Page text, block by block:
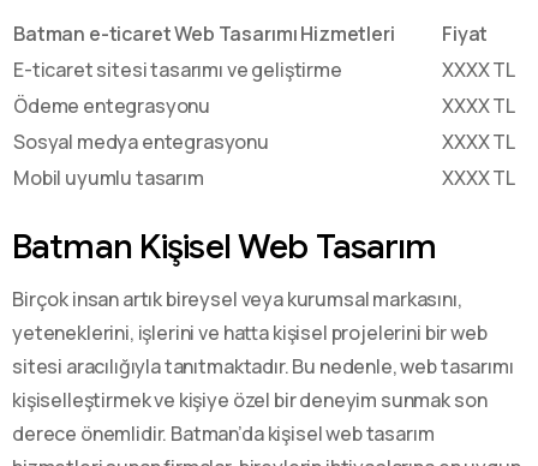
Batman e-ticaret Web Tasarımı Hizmetleri
Fiyat
E-ticaret sitesi tasarımı ve geliştirme
XXXX TL
Ödeme entegrasyonu
XXXX TL
Sosyal medya entegrasyonu
XXXX TL
Mobil uyumlu tasarım
XXXX TL
Batman Kişisel Web Tasarım
Birçok insan artık bireysel veya kurumsal markasını,
yeteneklerini, işlerini ve hatta kişisel projelerini bir web
sitesi aracılığıyla tanıtmaktadır. Bu nedenle, web tasarımı
kişiselleştirmek ve kişiye özel bir deneyim sunmak son
derece önemlidir. Batman’da kişisel web tasarım